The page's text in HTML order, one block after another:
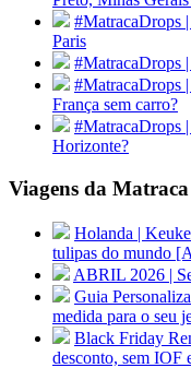
#MatracaDrops
Paris
#MatracaDrops
#MatracaDrops
França sem carro?
#MatracaDrops
Horizonte?
Viagens da Matraca
Holanda |
tulipas do mundo
ABRIL 2026 |
Guia
medida para o seu
Black Friday
desconto, sem IOF